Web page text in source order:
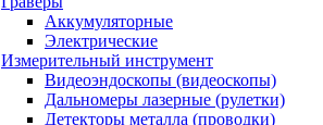
Аккумуляторные
Электрические
Измерительный инструмент
Видеоэндоскопы (видеоскопы)
Дальномеры лазерные (рулетки)
Детекторы металла (проводки)